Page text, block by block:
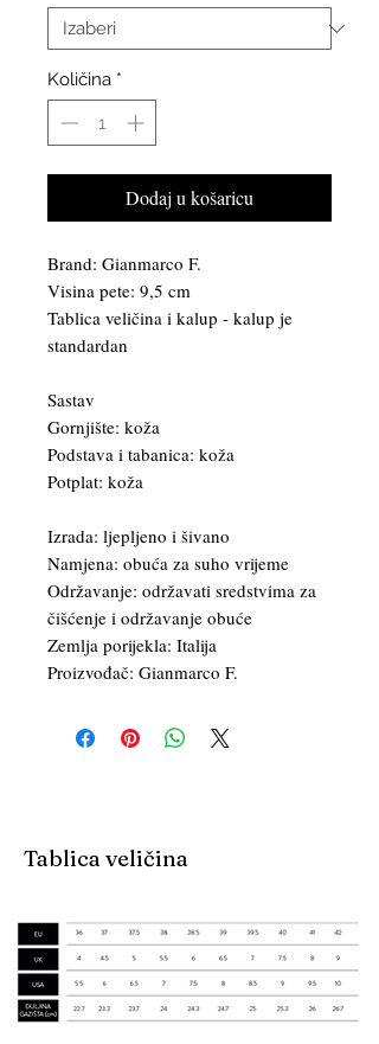
Količina *
Dodaj u košaricu
Brand: Gianmarco F.
Visina pete: 9,5 cm
Tablica veličina i kalup - kalup je
standardan
Sastav
Gornjište: koža
Podstava i tabanica: koža
Potplat: koža
Izrada: ljepljeno i šivano
Namjena: obuća za suho vrijeme
Održavanje: održavati sredstvima za
čišćenje i održavanje obuće
Zemlja porijekla: Italija
Proizvođač: Gianmarco F.
Tablica veličina